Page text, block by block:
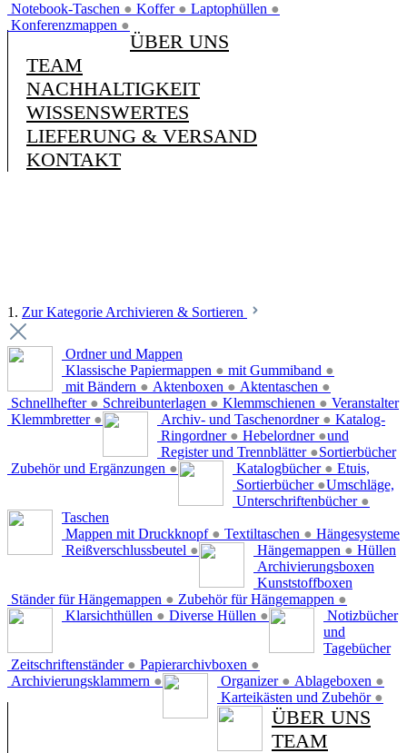
Notebook-Taschen ● Koffer ● Laptophüllen ●
Konferenzmappen ●
ÜBER UNS
TEAM
NACHHALTIGKEIT
WISSENSWERTES
LIEFERUNG & VERSAND
KONTAKT
1. Zur Kategorie Archivieren & Sortieren
Ordner und Mappen
Klassische Papiermappen ● mit Gummiband ●
mit Bändern ● Aktenboxen ● Aktentaschen ●
Schnellhefter ● Schreibunterlagen ● Klemmschienen ●
Klemmbretter ●
Veranstalter
Archiv- und Taschenordner ●
Ringordner ● Hebelordner ●
Register und Trennblätter ●
Zubehör und Ergänzungen ●
Katalog-
und
Sortierbücher
Katalogbücher ●
Sortierbücher ●
Unterschriftenbücher ●
Etuis,
Umschläge,
Taschen
Mappen mit Druckknopf ● Textiltaschen ●
Reißverschlussbeutel ●
Hängesysteme
Hängemappen ●
Ständer für Hängemappen ● Zubehör für Hängemappen ●
Hüllen
Klarsichthüllen ● Diverse Hüllen ●
Archivierungsboxen
Zeitschriftenständer ● Papierarchivboxen ●
Archivierungsklammern ●
Kunststoffboxen
Organizer ● Ablageboxen ●
Karteikästen und Zubehör ●
Notizbücher
und
Tagebücher
ÜBER UNS
TEAM